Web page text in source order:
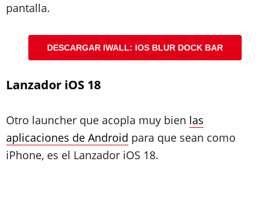
pantalla.
DESCARGAR IWALL: IOS BLUR DOCK BAR
Lanzador iOS 18
Otro launcher que acopla muy bien las
aplicaciones de Android para que sean como
iPhone, es el Lanzador iOS 18.